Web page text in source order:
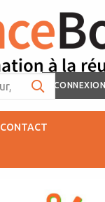
CONNEXION
CONTACT